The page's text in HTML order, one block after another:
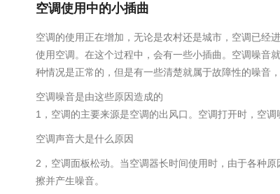
空调使用中的小插曲
空调的使用正在增加，无论是农村还是城市，空调已经
使用空调。在这个过程中，会有一些小插曲。空调噪音
种情况是正常的，但是有一些清楚就属于故障性的噪音
空调噪音是由这些原因造成的
1，空调的主要来源是空调的出风口。空调打开时，空
空调声音大是什么原因
2，空调面板松动。当空调器长时间使用时，由于各种
擦并产生噪音。